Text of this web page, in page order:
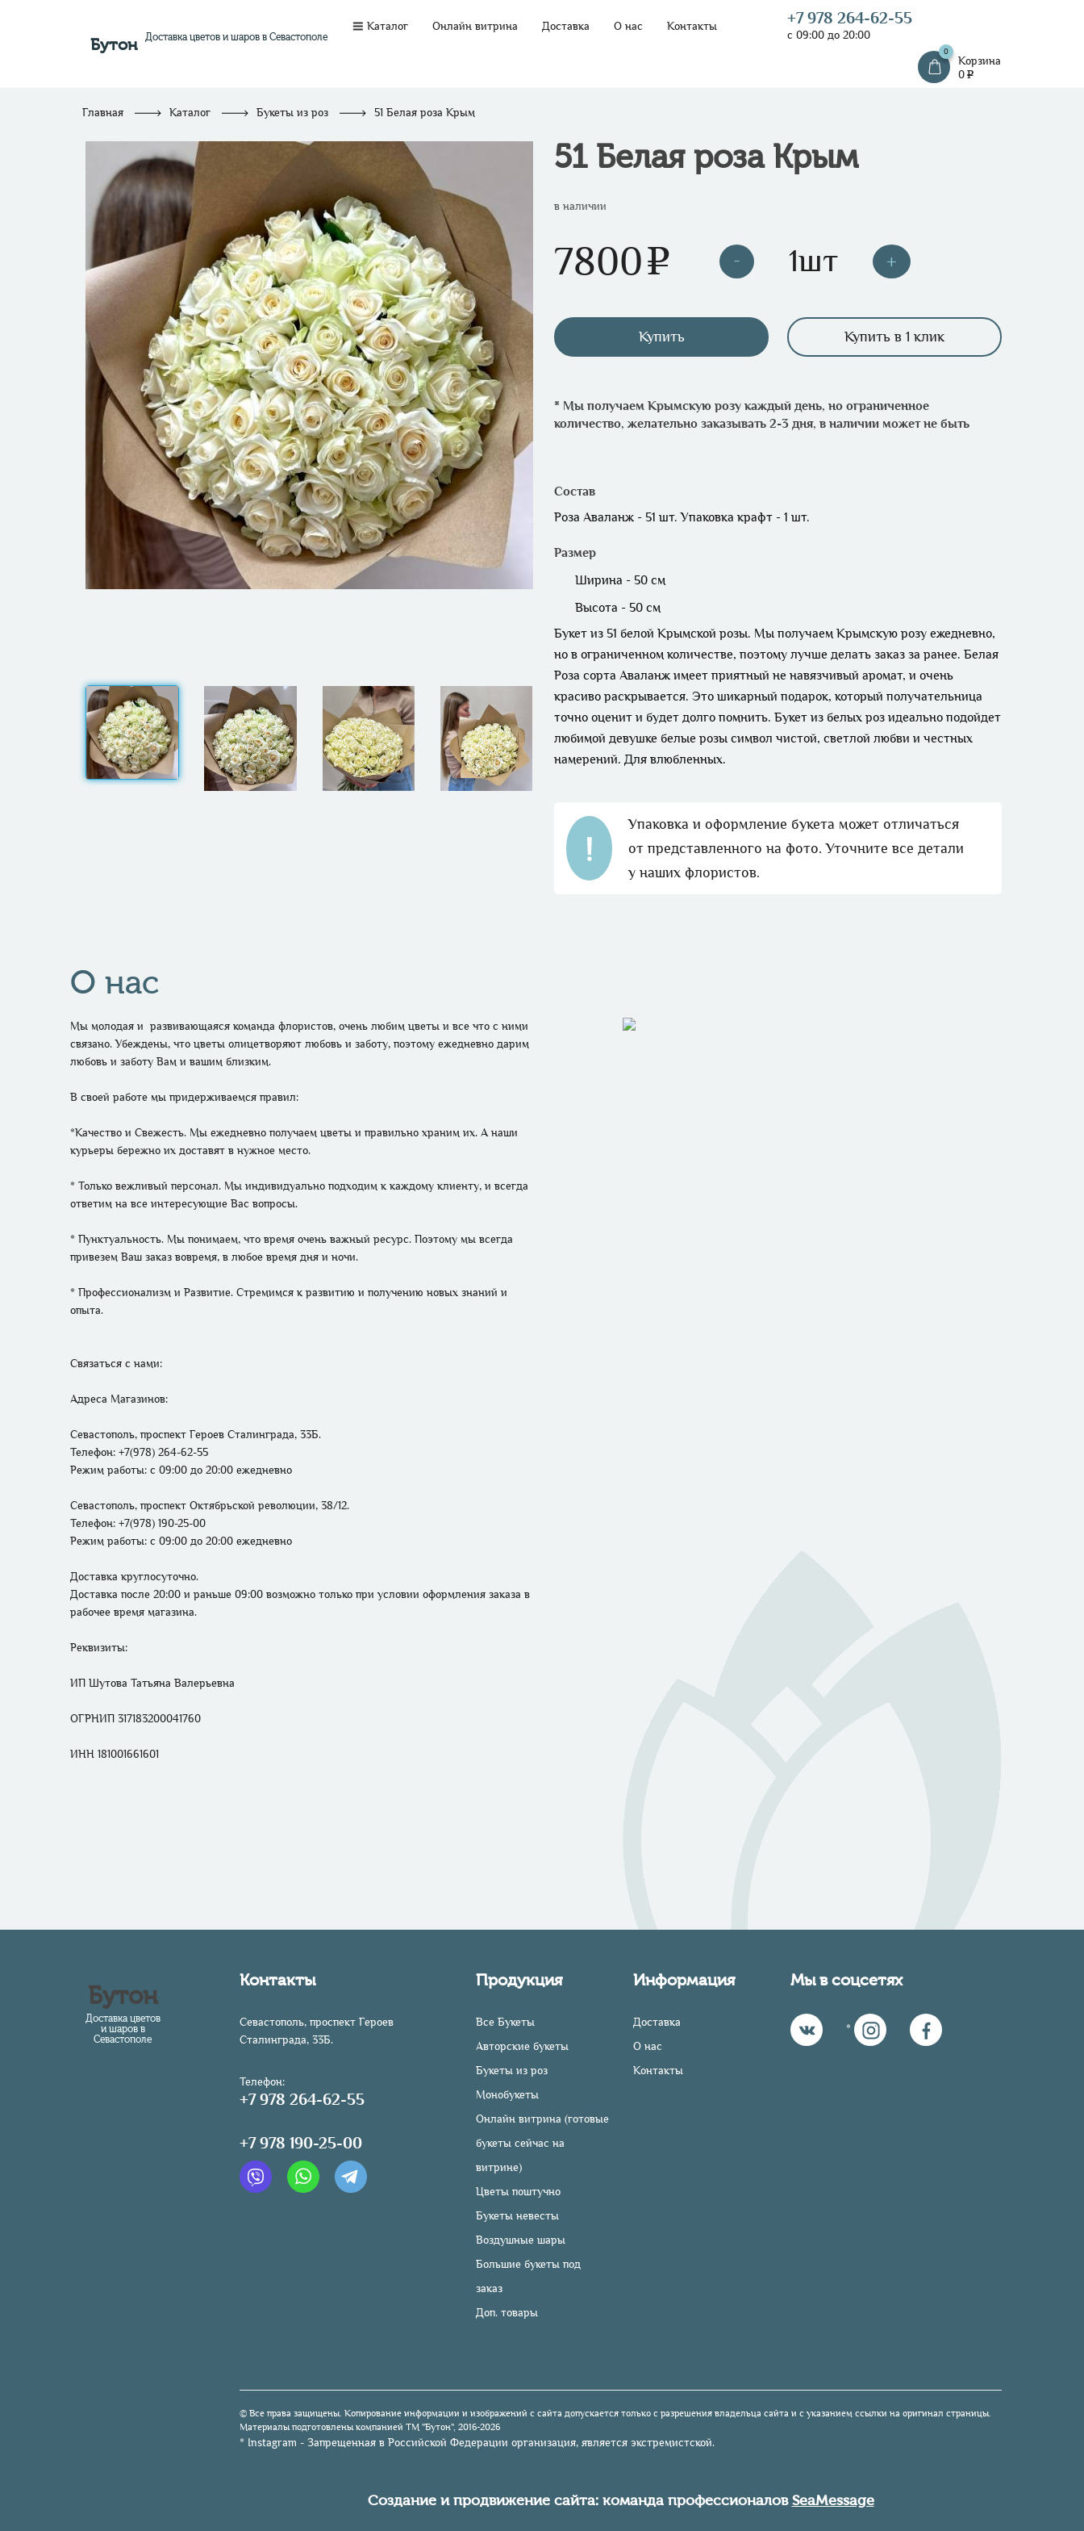
Бутон Доставка цветов и шаров в Севастополе
Каталог Онлайн витрина Доставка О нас Контакты +7 978 264-62-55
с 09:00 до 20:00
0
Корзина
0 e
Главная Каталог Букеты из роз 51 Белая роза Крым
51 Белая роза Крым
в наличии
7800 e
Купить Купить в 1 клик
* Мы получаем Крымскую розу каждый день, но ограниченное
количество, желательно заказывать 2-3 дня, в наличии может не быть
Состав
Роза Аваланж - 51 шт. Упаковка крафт - 1 шт.
Размер
Ширина - 50 см
Высота - 50 см
Букет из 51 белой Крымской розы. Мы получаем Крымскую розу ежедневно,
но в ограниченном количестве, поэтому лучше делать заказ за ранее. Белая
Роза сорта Аваланж имеет приятный не навязчивый аромат, и очень
красиво раскрывается. Это шикарный подарок, который получательница
точно оценит и будет долго помнить. Букет из белых роз идеально подойдет
любимой девушке белые розы символ чистой, светлой любви и честных
намерений. Для влюбленных.
Упаковка и оформление букета может отличаться
от представленного на фото. Уточните все детали
у наших флористов.
О нас
Мы молодая и  развивающаяся команда флористов, очень любим цветы и все что с ними
связано. Убеждены, что цветы олицетворяют любовь и заботу, поэтому ежедневно дарим
любовь и заботу Вам и вашим близким.
В своей работе мы придерживаемся правил:
*Качество и Свежесть. Мы ежедневно получаем цветы и правильно храним их. А наши
курьеры бережно их доставят в нужное место.
* Только вежливый персонал. Мы индивидуально подходим к каждому клиенту, и всегда
ответим на все интересующие Вас вопросы.
* Пунктуальность. Мы понимаем, что время очень важный ресурс. Поэтому мы всегда
привезем Ваш заказ вовремя, в любое время дня и ночи.
* Профессионализм и Развитие. Стремимся к развитию и получению новых знаний и
опыта.
Связаться с нами:
Адреса Магазинов:
Севастополь, проспект Героев Сталинграда, 33Б.
Телефон: +7(978) 264-62-55
Режим работы: с 09:00 до 20:00 ежедневно
Севастополь, проспект Октябрьской революции, 38/12.
Телефон: +7(978) 190-25-00
Режим работы: с 09:00 до 20:00 ежедневно
Доставка круглосуточно.
Доставка после 20:00 и раньше 09:00 возможно только при условии оформления заказа в
рабочее время магазина.
Реквизиты:
ИП Шутова Татьяна Валерьевна
ОГРНИП 317183200041760
ИНН 181001661601
Бутон
Доставка цветов
и шаров в
Севастополе
Контакты
Севастополь, проспект Героев
Сталинграда, 33Б.
Телефон:
+7 978 264-62-55
+7 978 190-25-00
Продукция
Все Букеты
Авторские букеты
Букеты из роз
Монобукеты
Онлайн витрина (готовые
букеты сейчас на
витрине)
Цветы поштучно
Букеты невесты
Воздушные шары
Большие букеты под
заказ
Доп. товары
Информация
Доставка
О нас
Контакты
Мы в соцсетях
*
© Все права защищены. Копирование информации и изображений с сайта допускается только с разрешения владельца сайта и с указанием ссылки на оригинал страницы.
Материалы подготовлены компанией TM "Бутон", 2016-2026
* Instagram - Запрещенная в Российской Федерации организация, является экстремистской.
Создание и продвижение сайта: команда профессионаловSeaMessage